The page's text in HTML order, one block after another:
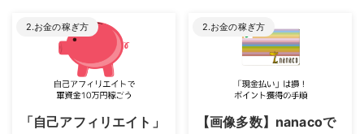
2.お金の稼ぎ方
2023/8/24
「自己アフィリエイト」
2.お金の稼ぎ方
2023/8/24
【画像多数】nanacoで